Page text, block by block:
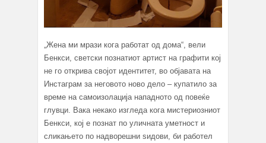
„Жена ми мрази кога работат од дома“, вели
Бенкси, светски познатиот артист на графити кој
не го открива својот идентитет, во објавата на
Инстаграм за неговото ново дело – купатило за
време на самоизолација нападното од повеќе
глувци. Вака некако изгледа кога мистериозниот
Бенкси, кој е познат по уличната уметност и
сликањето по надворешни ѕидови, би работел